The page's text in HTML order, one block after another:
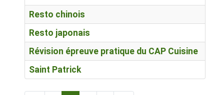
Resto chinois
Resto japonais
Révision épreuve pratique du CAP Cuisine
Saint Patrick